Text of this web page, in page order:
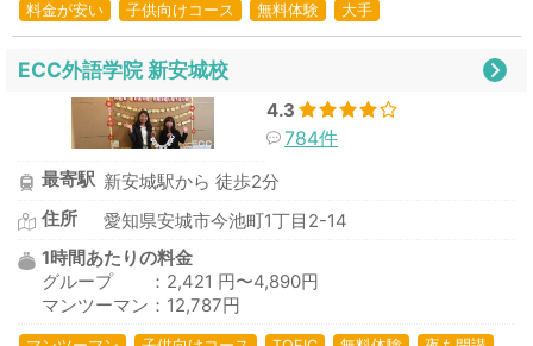
料金が安い 子供向けコース 無料体験 大手
ECC外語学院 新安城校
4.3
784件
最寄駅 新安城駅から 徒歩2分
住所
愛知県安城市今池町1丁目2-14
1時間あたりの料金
グループ ：2,421 円〜4,890円
マンツーマン：12,787円